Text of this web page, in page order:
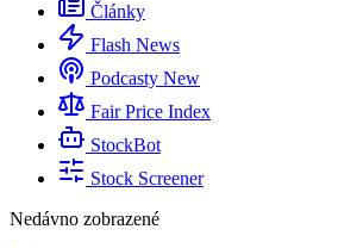
Články
Flash News
Podcasty New
Fair Price Index
StockBot
Stock Screener
Nedávno zobrazené